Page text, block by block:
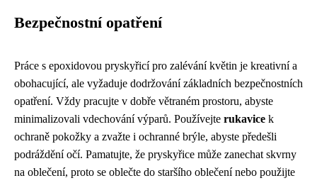
Bezpečnostní opatření
Práce s epoxidovou pryskyřicí pro zalévání květin je kreativní a
obohacující, ale vyžaduje dodržování základních bezpečnostních
opatření. Vždy pracujte v dobře větraném prostoru, abyste
minimalizovali vdechování výparů. Používejte rukavice k
ochraně pokožky a zvažte i ochranné brýle, abyste předešli
podráždění očí. Pamatujte, že pryskyřice může zanechat skvrny
na oblečení, proto se oblečte do staršího oblečení nebo použijte